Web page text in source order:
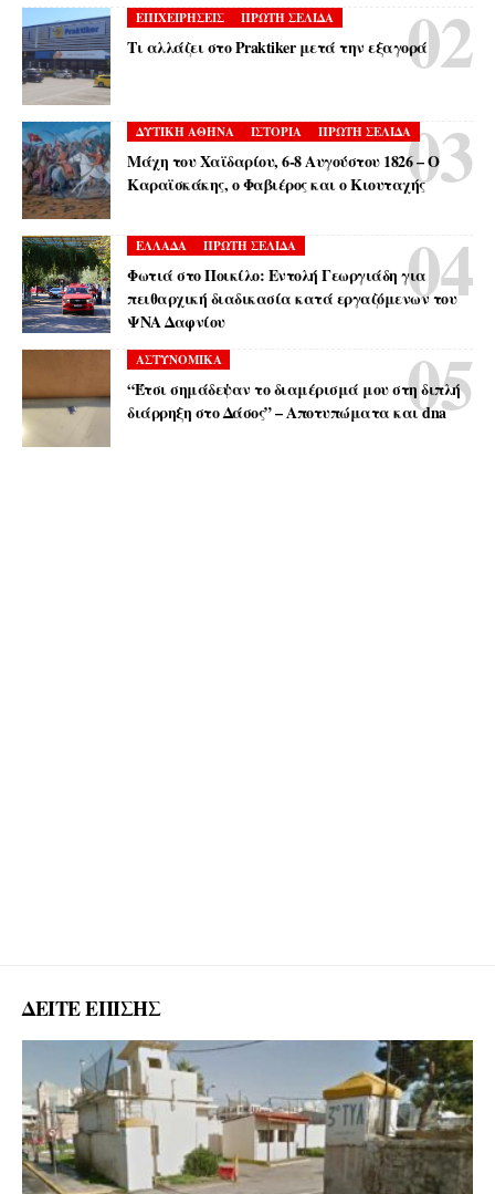
ΕΠΙΧΕΙΡΗΣΕΙΣ ΠΡΩΤΗ ΣΕΛΙΔΑ
Τι αλλάζει στο Praktiker μετά την εξαγορά
ΔΥΤΙΚΗ ΑΘΗΝΑ ΙΣΤΟΡΙΑ ΠΡΩΤΗ ΣΕΛΙΔΑ
Μάχη του Χαϊδαρίου, 6-8 Αυγούστου 1826 – Ο
Καραϊσκάκης, ο Φαβιέρος και ο Κιουταχής
ΕΛΛΑΔΑ ΠΡΩΤΗ ΣΕΛΙΔΑ
Φωτιά στο Ποικίλο: Εντολή Γεωργιάδη για
πειθαρχική διαδικασία κατά εργαζόμενων του
ΨΝΑ Δαφνίου
ΑΣΤΥΝΟΜΙΚΑ
“Έτσι σημάδεψαν το διαμέρισμά μου στη διπλή
διάρρηξη στο Δάσος” – Αποτυπώματα και dna
ΔΕΙΤΕ ΕΠΙΣΗΣ